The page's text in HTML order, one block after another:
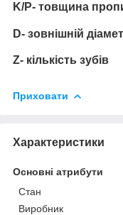
K/P- товщина
D- зовнішній
Z- кількість зубів
Приховати
Характеристики
Основні атрибути
Стан
Виробник